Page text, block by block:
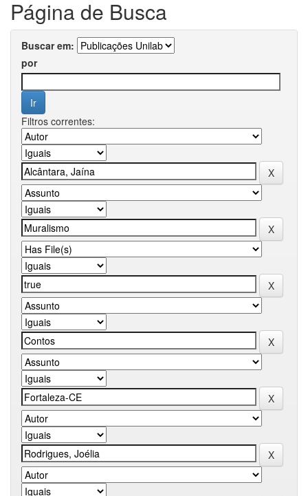
Página de Busca
Buscar em:
por
Filtros correntes: